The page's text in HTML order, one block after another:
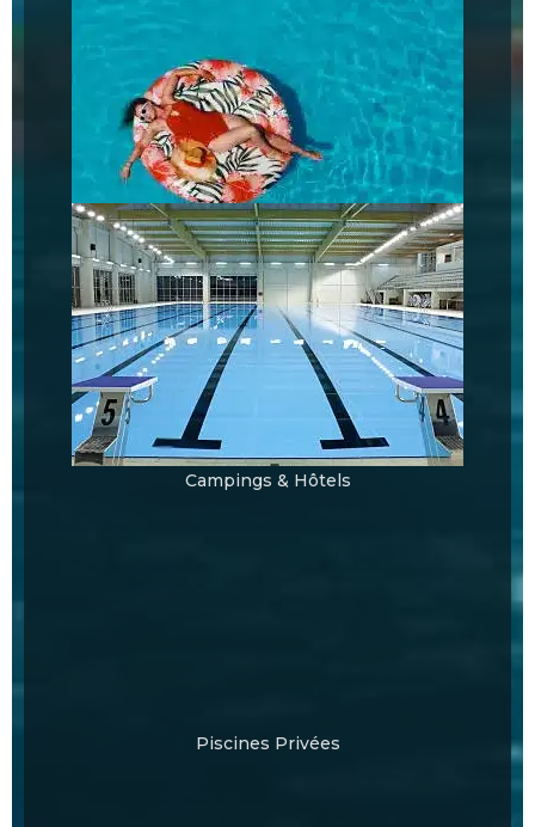
Campings & Hôtels
Piscines Privées